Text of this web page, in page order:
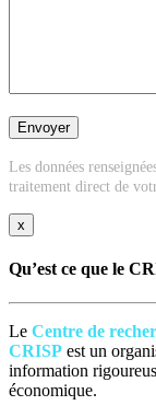
Les données
traitement direct de
x
Qu’est ce que le
Le Centre de
CRISP est un
information
économique.